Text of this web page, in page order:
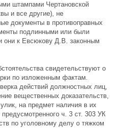
штампами Чертановской
и все другие), не
документы в противоправных
подлинными или были
они к Евсюкову Д.В. законным
свидетельствуют о
по изложенным фактам.
действий должностных лиц,
вещественных доказательств,
на предмет наличия в их
ч. 3 ст. 303 УК
по уголовному делу о тяжком